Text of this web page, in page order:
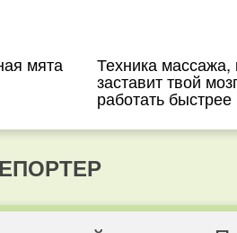
мята Техника массажа,
заставит твой
работать быстрее